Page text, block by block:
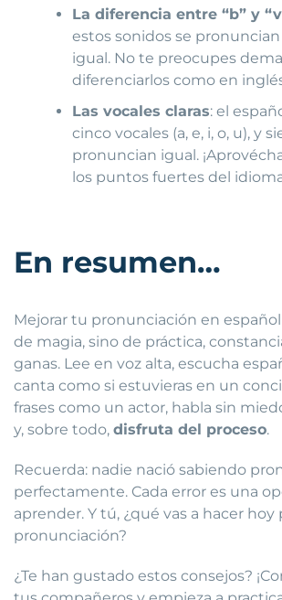
La diferencia entre “b” y
estos sonidos se
igual. No te preocupes
diferenciarlos como en
Las vocales claras: el
cinco vocales (a, e, i, o, u), y
pronuncian igual.
los puntos fuertes del
En resumen…
Mejorar tu pronunciación en
de magia, sino de práctica,
ganas. Lee en voz alta, escucha
canta como si estuvieras en un
frases como un actor, habla sin
y, sobre todo, disfruta del proceso.
Recuerda: nadie nació sabiendo
perfectamente. Cada error es una
aprender. Y tú, ¿qué vas a hacer hoy
pronunciación?
¿Te han gustado estos consejos?